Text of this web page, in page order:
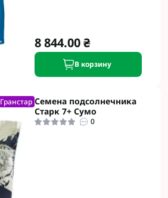
8 844.00 ₴
В корзину
Семена подсолнечника
Старк 7+ Сумо
0